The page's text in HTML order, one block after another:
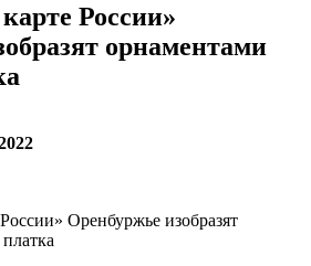
России»
орнаментами